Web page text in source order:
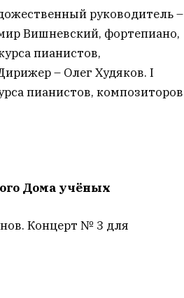
руководитель –
Вишневский, фортепиано,
пианистов,
– Олег Худяков. I
пианистов, композиторов
Дома учёных
Концерт № 3 для